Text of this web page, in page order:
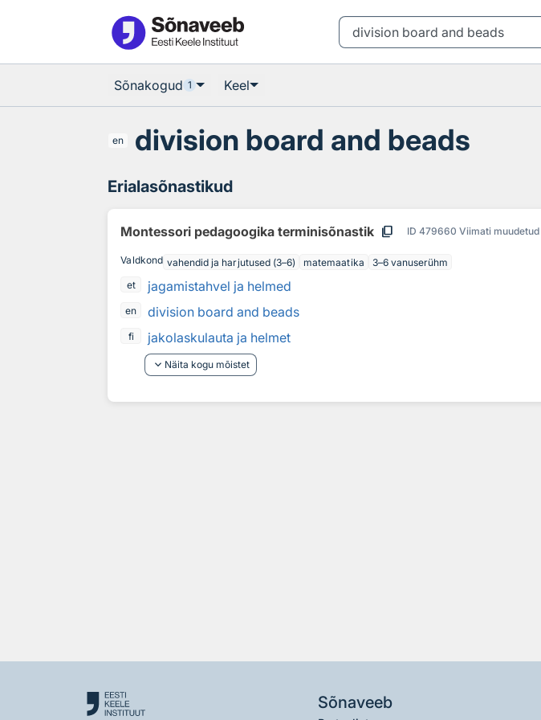
Sõnakogud 1 Keel
en division board and beads
Erialasõnastikud
Montessori pedagoogika terminisõnastik content_copy ID 479660 Viimati muudetud
Valdkond vahendid ja harjutused (3–6) matemaatika
3–6 vanuserühm
et
jagamistahvel ja helmed
en division board and beads
fi
jakolaskulauta ja helmet
keyboard_arrow_down Näita kogu mõistet
Sõnaveeb